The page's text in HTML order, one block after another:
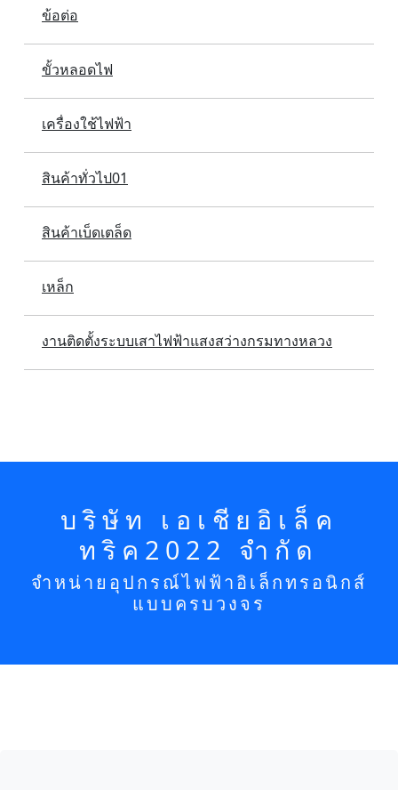
ข้อต่อ
ขั้วหลอดไฟ
เครื่องใช้ไฟฟ้า
สินค้าทั่วไป01
สินค้าเบ็ดเตล็ด
เหล็ก
งานติดตั้งระบบเสาไฟฟ้าแสงสว่างกรมทางหลวง
บริษัท เอเชียอิเล็ค
ทริค2022 จำกัด
จำหน่ายอุปกรณ์ไฟฟ้าอิเล็กทรอนิกส์
แบบครบวงจร